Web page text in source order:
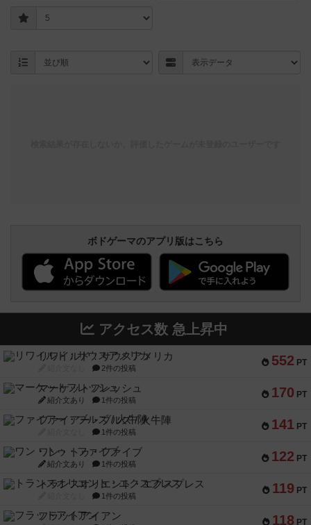
ボドゲーマのアプリ版はこちら
アクセス数 急上昇中
552 PT
リワイルド：サウスアメリカ
2件の投稿
170 PT
マーケットフレッシュ
紹介文あり 1件の投稿
141 PT
ファイアー・ブルズ / 火牛陣
1件の投稿
122 PT
ワン・トゥ・ファイブ
紹介文あり 1件の投稿
119 PT
トランスオリエント・エクスプレス
1件の投稿
118 PT
フラットアイアン